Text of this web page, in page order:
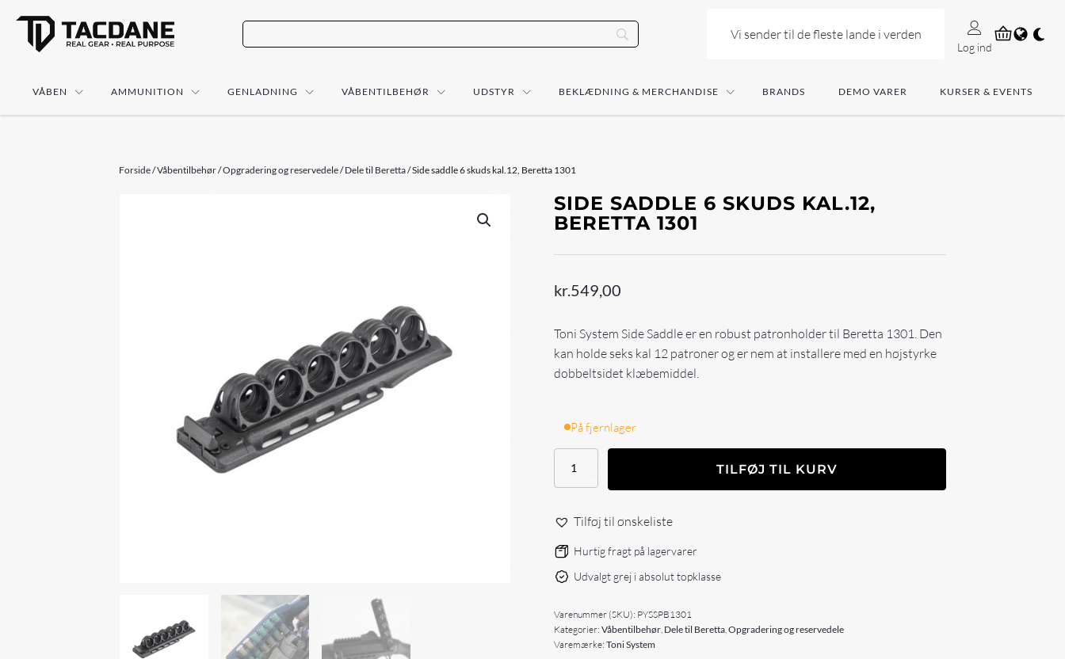
Vi sender til de fleste lande i verden
Log ind
VÅBEN AMMUNITION GENLADNING VÅBENTILBEHØR UDSTYR BEKLÆDNING & MERCHANDISE BRANDS DEMO VARER KURSER & EVENTS
Forside/Våbentilbehør/Opgradering og reservedele/Dele til Beretta/ Side saddle 6 skuds kal.12, Beretta 1301
SIDE SADDLE 6 SKUDS KAL.12,
BERETTA 1301
kr. 549,00
Toni System Side Saddle er en robust patronholder til Beretta 1301. Den
kan holde seks kal 12 patroner og er nem at installere med en højstyrke
dobbeltsidet klæbemiddel.
På fjernlager
6
kal.12,
1301
TILFØJ TIL KURV
Tilføj til ønskeliste
Hurtig fragt på lagervarer
Udvalgt grej i absolut topklasse
Varenummer (SKU): PYSSPB1301
Kategorier:Våbentilbehør, Dele til Beretta,Opgradering og reservedele
Varemærke:Toni System